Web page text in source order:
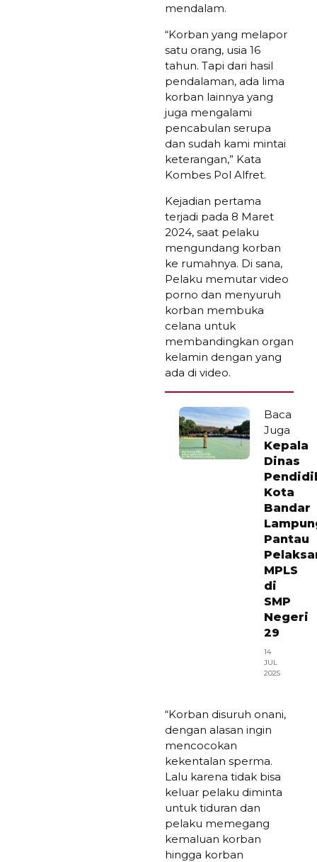
mendalam.
“Korban yang melapor
satu orang, usia 16
tahun. Tapi dari hasil
pendalaman, ada lima
korban lainnya yang
juga mengalami
pencabulan serupa
dan sudah kami mintai
keterangan,” Kata
Kombes Pol Alfret.
Kejadian pertama
terjadi pada 8 Maret
2024, saat pelaku
mengundang korban
ke rumahnya. Di sana,
Pelaku memutar video
porno dan menyuruh
korban membuka
celana untuk
membandingkan organ
kelamin dengan yang
ada di video.
Baca
Juga
Kepala
Dinas
Kota
Bandar
Pantau
MPLS
di
SMP
Negeri
29
14
JUL
2025
“Korban disuruh onani,
dengan alasan ingin
mencocokan
kekentalan sperma.
Lalu karena tidak bisa
keluar pelaku diminta
untuk tiduran dan
pelaku memegang
kemaluan korban
hingga korban